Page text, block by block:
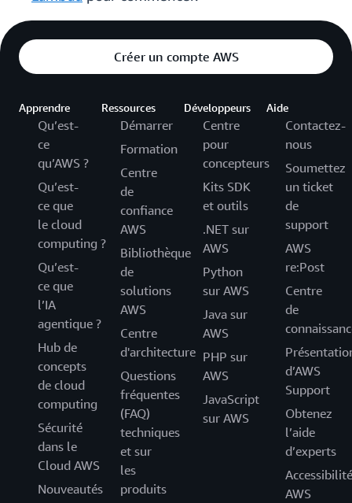
Créer un compte AWS
Apprendre
Qu’est-
ce
qu’AWS ?
Qu’est-
ce que
le cloud
computing ?
Qu’est-
ce que
l’IA
agentique ?
Hub de
concepts
de cloud
computing
Sécurité
dans le
Cloud AWS
Nouveautés
Ressources
Démarrer
Formation
Centre
de
confiance
AWS
Bibliothèque
de
solutions
AWS
Centre
d'architecture
Questions
fréquentes
(FAQ)
techniques
et sur
les
produits
Développeurs
Centre
pour
concepteurs
Kits SDK
et outils
.NET sur
AWS
Python
sur AWS
Java sur
AWS
PHP sur
AWS
JavaScript
sur AWS
Aide
Contactez-
nous
Soumettez
un ticket
de
support
AWS
re:Post
Centre
de
d’AWS
Support
Obtenez
l’aide
d’experts
Accessibilité
AWS